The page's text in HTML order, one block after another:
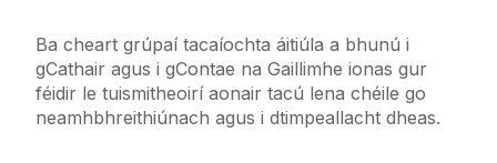
Ba cheart grúpaí tacaíochta áitiúla a bhunú i
gCathair agus i gContae na Gaillimhe ionas gur
féidir le tuismitheoirí aonair tacú lena chéile go
neamhbhreithiúnach agus i dtimpeallacht dheas.